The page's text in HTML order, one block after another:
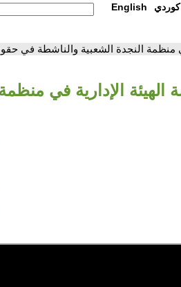
English كوردي
منظمة النجدة الشعبية والناشطة في
الإدارية في